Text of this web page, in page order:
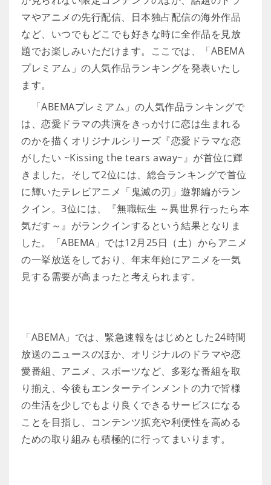
マやアニメの先行配信、日本独占配信の海外作品
など、いつでもどこでも好きな時に全作品を見放
題でお楽しみいただけます。ここでは、「ABEMA
プレミアム」の人気作品ランキングを発表いたし
ます。
「ABEMAプレミアム」の人気作品ランキングで
は、恋愛ドラマの共演をきっかけに恋は生まれる
のかを描くオリジナルシリーズ『恋愛ドラマな恋
がしたい ~Kissing the tears away~』が首位に輝
きました。そして2位には、総合ランキングで首位
に輝いたテレビアニメ「鬼滅の刃」遊郭編がラン
クイン。3位には、『無職転生 ～異世界行ったら本
気だす～』がランクインするという結果となりま
した。「ABEMA」では12月25日（土）からアニメ
の一挙放送をしており、年末年始にアニメを一気
見する需要が高まったと考えられます。
「ABEMA」では、緊急速報をはじめとした24時間
放送のニュースのほか、オリジナルのドラマや恋
愛番組、アニメ、スポーツなど、多彩な番組を取
り揃え、今後もエンターテインメントの力で皆様
の生活を少しでもより良くできるサービスになる
ことを目指し、コンテンツ拡充や利便性を高める
ための取り組みも積極的に行ってまいります。